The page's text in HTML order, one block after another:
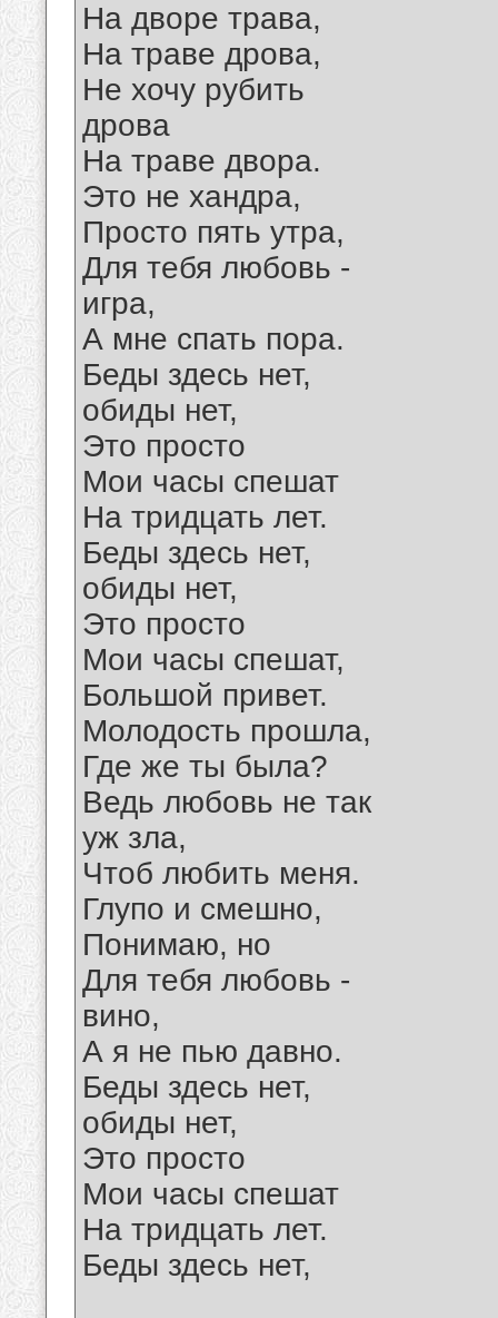
На дворе трава,
На траве дрова,
Не хочу рубить
дрова
На траве двора.
Это не хандра,
Просто пять утра,
Для тебя любовь -
игра,
А мне спать пора.
Беды здесь нет,
обиды нет,
Это просто
Мои часы спешат
На тридцать лет.
Беды здесь нет,
обиды нет,
Это просто
Мои часы спешат,
Большой привет.
Молодость прошла,
Где же ты была?
Ведь любовь не так
уж зла,
Чтоб любить меня.
Глупо и смешно,
Понимаю, но
Для тебя любовь -
вино,
А я не пью давно.
Беды здесь нет,
обиды нет,
Это просто
Мои часы спешат
На тридцать лет.
Беды здесь нет,